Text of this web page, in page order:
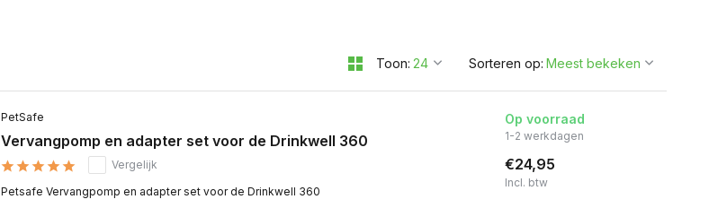
Toon: Sorteren op:
PetSafe
Vervangpomp en adapter set voor de Drinkwell 360
Vergelijk
Petsafe Vervangpomp en adapter set voor de Drinkwell 360
Op voorraad
1-2 werkdagen
€24,95
Incl. btw